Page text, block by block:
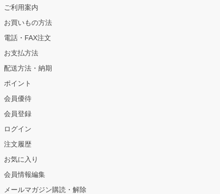
ご利用案内
お買いもの方法
電話・FAX注文
お支払方法
配送方法・納期
ポイント
会員優待
会員登録
ログイン
注文履歴
お気に入り
会員情報編集
メールマガジン購読・解除